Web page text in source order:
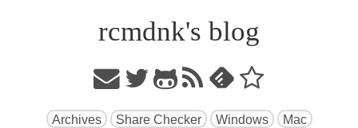
rcmdnk's blog
Archives Share Checker Windows
Mac